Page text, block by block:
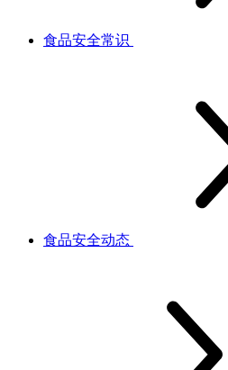
食品安全常识
食品安全动态